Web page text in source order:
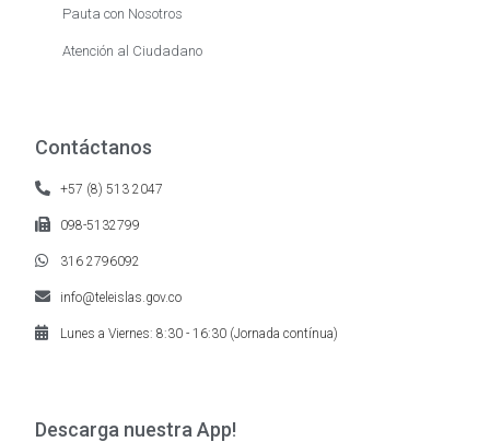
Pauta con Nosotros
Atención al Ciudadano
Contáctanos
+57 (8) 513 2047
098-5132799
316 2796092
info@teleislas.gov.co
Lunes a Viernes: 8:30 - 16:30 (Jornada contínua)
Descarga nuestra App!